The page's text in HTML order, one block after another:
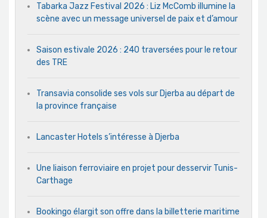
Tabarka Jazz Festival 2026 : Liz McComb illumine la
scène avec un message universel de paix et d’amour
Saison estivale 2026 : 240 traversées pour le retour
des TRE
Transavia consolide ses vols sur Djerba au départ de
la province française
Lancaster Hotels s’intéresse à Djerba
Une liaison ferroviaire en projet pour desservir Tunis-
Carthage
Bookingo élargit son offre dans la billetterie maritime